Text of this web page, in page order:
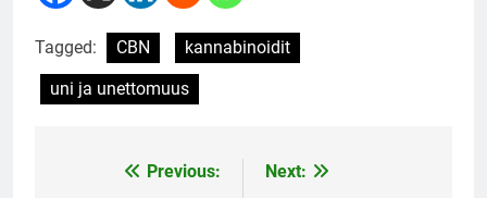
Tagged: CBN
kannabinoidit
uni ja unettomuus
Previous:
Next: